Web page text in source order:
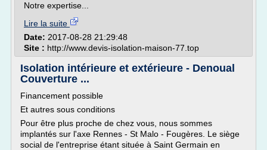
Notre expertise...
Lire la suite
Date: 2017-08-28 21:29:48
Site : http://www.devis-isolation-maison-77.top
Isolation intérieure et extérieure - Denoual
Couverture ...
Financement possible
Et autres sous conditions
Pour être plus proche de chez vous, nous sommes
implantés sur l'axe Rennes - St Malo - Fougères. Le siège
social de l'entreprise étant située à Saint Germain en